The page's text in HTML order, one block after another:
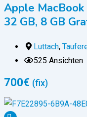
Apple MacBook
32 GB, 8 GB
Luttach,
525 Ansichten
700€ (fix)